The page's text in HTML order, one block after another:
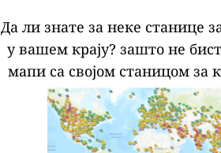
Да ли знате за неке станице
у вашем крају? зашто не
мапи са својом станицом за